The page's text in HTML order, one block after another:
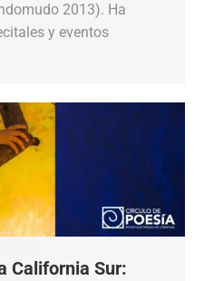
2013). Ha
y eventos
California Sur: